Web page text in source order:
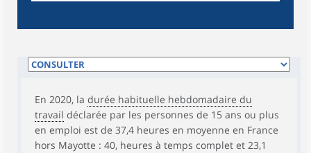
En 2020, la durée habituelle hebdomadaire du
travail déclarée par les personnes de 15 ans ou plus
en emploi est de 37,4 heures en moyenne en France
hors Mayotte : 40, heures à temps complet et 23,1